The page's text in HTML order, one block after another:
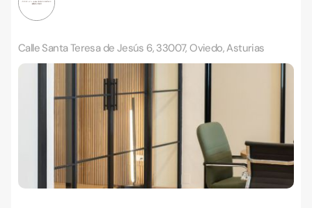
Calle Santa Teresa de Jesús 6, 33007, Oviedo, Asturias